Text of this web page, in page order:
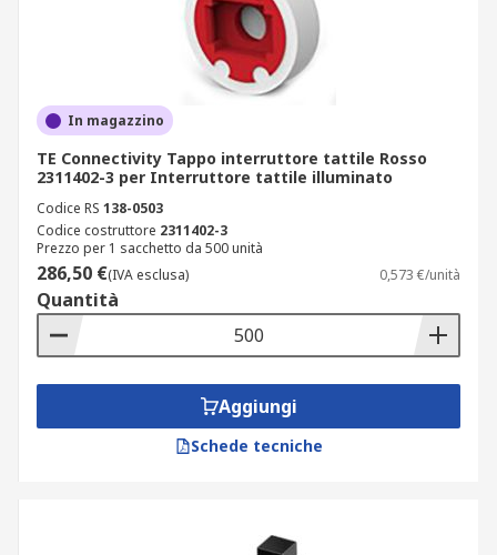
In magazzino
TE Connectivity Tappo interruttore tattile Rosso
2311402-3 per Interruttore tattile illuminato
Codice RS 138-0503
Codice costruttore 2311402-3
Prezzo per 1 sacchetto da 500 unità
286,50 €(IVA esclusa) 0,573 €/unità
Quantità
Aggiungi
Schede tecniche